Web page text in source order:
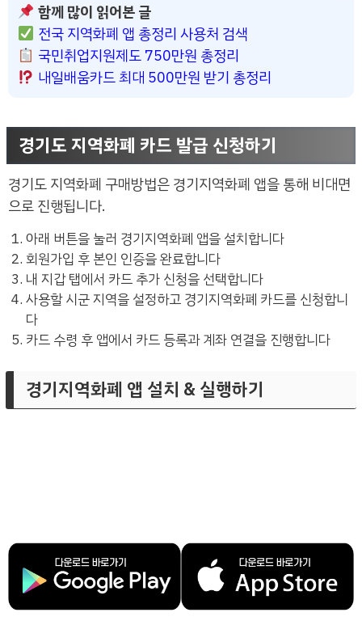
함께 많이 읽어본 글
전국 지역화폐 앱 총정리 사용처 검색
국민취업지원제도 750만원 총정리
내일배움카드 최대 500만원 받기 총정리
경기도 지역화폐 카드 발급 신청하기
경기도 지역화폐 구매방법은 경기지역화폐 앱을 통해 비대면
으로 진행됩니다.
아래 버튼을 눌러 경기지역화폐 앱을 설치합니다
회원가입 후 본인 인증을 완료합니다
내 지갑 탭에서 카드 추가 신청을 선택합니다
사용할 시군 지역을 설정하고 경기지역화폐 카드를 신청합니
다
카드 수령 후 앱에서 카드 등록과 계좌 연결을 진행합니다
경기지역화폐 앱 설치 & 실행하기